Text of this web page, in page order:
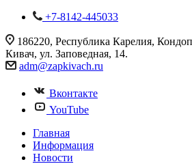
+7-8142-445033
186220, Республика Карелия,
Кивач, ул. Заповедная, 14.
adm@zapkivach.ru
Вконтакте
YouTube
Главная
Информация
Новости